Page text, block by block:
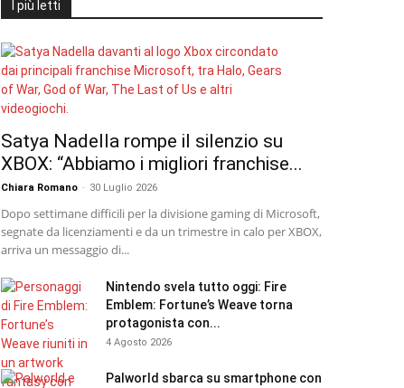
I più letti
Satya Nadella rompe il silenzio su
XBOX: “Abbiamo i migliori franchise...
Chiara Romano - 30 Luglio 2026
Dopo settimane difficili per la divisione gaming di Microsoft,
segnate da licenziamenti e da un trimestre in calo per XBOX,
arriva un messaggio di...
Nintendo svela tutto oggi: Fire
Emblem: Fortune’s Weave torna
protagonista con...
4 Agosto 2026
Palworld sbarca su smartphone con